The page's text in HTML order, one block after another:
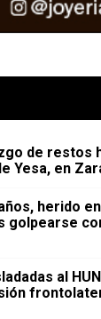
de restos
Yesa, en
herido
golpearse
al